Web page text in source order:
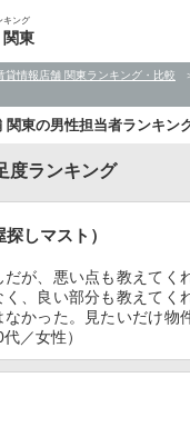
キング
関東
貸情報店舗 関東ランキング・比較
関東の男性担当者ランキン
度ランキング
しマスト）
だが、悪い点も教えてく
く、良い部分も教えてく
かった。見たいだけ物
／女性）